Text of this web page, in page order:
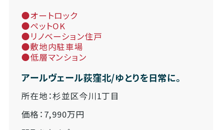
●オートロック
●ペットOK
●リノベーション住戸
●敷地内駐車場
●低層マンション
アールヴェール荻窪北/ゆとりを日常に。
所在地：杉並区今川1丁目
価格：7,990万円